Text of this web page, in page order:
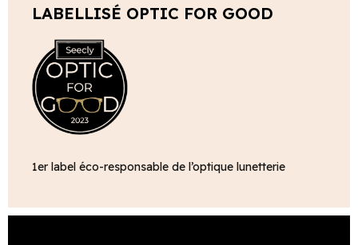
LABELLISÉ OPTIC FOR GOOD
1er label éco-responsable de l’optique lunetterie